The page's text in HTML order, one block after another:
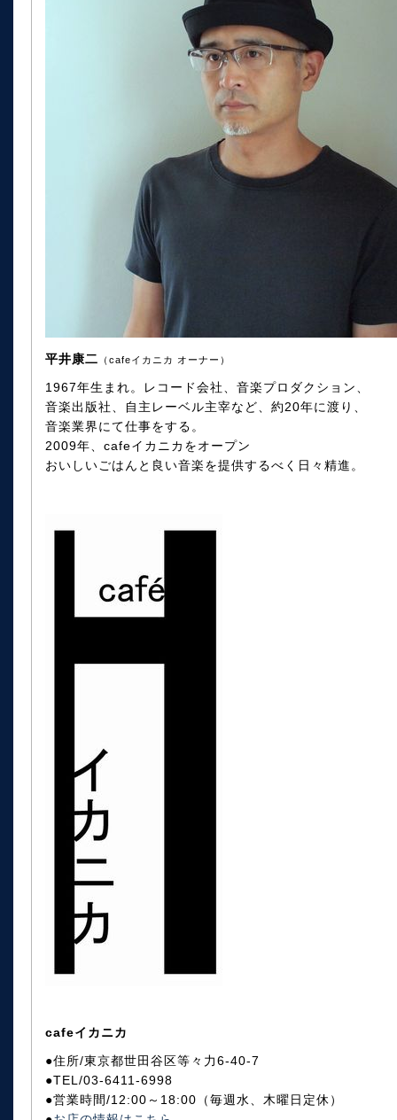
平井康二 （cafeイカニカ オーナー）
1967年生まれ。レコード会社、音楽プロダクション、
音楽出版社、自主レーベル主宰など、約20年に渡り、
音楽業界にて仕事をする。
2009年、cafeイカニカをオープン
おいしいごはんと良い音楽を提供するべく日々精進。
cafeイカニカ
●住所/東京都世田谷区等々力6-40-7
●TEL/03-6411-6998
●営業時間/12:00～18:00（毎週水、木曜日定休）